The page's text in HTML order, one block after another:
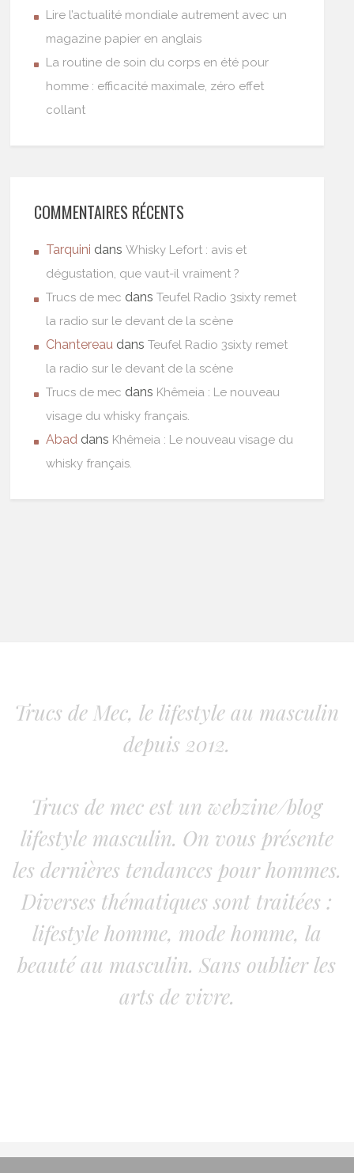
Lire l’actualité mondiale autrement avec un
magazine papier en anglais
La routine de soin du corps en été pour
homme : efficacité maximale, zéro effet
collant
COMMENTAIRES RÉCENTS
Tarquini dansWhisky Lefort : avis et
dégustation, que vaut-il vraiment ?
Trucs de mec dansTeufel Radio 3sixty remet
la radio sur le devant de la scène
Chantereau dansTeufel Radio 3sixty remet
la radio sur le devant de la scène
Trucs de mec dans Khêmeia : Le nouveau
visage du whisky français.
Abad dans Khêmeia : Le nouveau visage du
whisky français.
Trucs de Mec, le lifestyle au masculin
depuis 2012.
Trucs de mec est un webzine/blog
lifestyle masculin. On vous présente
les dernières tendances pour hommes.
Diverses thématiques sont traitées :
lifestyle homme, mode homme, la
beauté au masculin. Sans oublier les
arts de vivre.